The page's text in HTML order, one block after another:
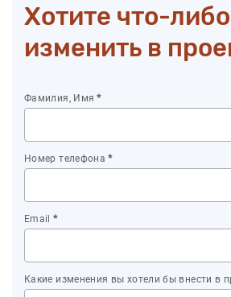
Хотите что-либо
изменить в
Фамилия, Имя *
Номер телефона *
Email *
Какие изменения вы хотели бы внести в